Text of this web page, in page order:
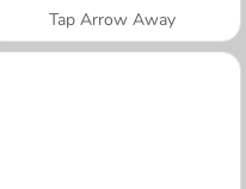
Tap Arrow Away